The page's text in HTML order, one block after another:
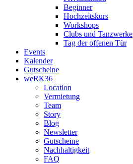
Beginner
Hochzeitskurs
Workshops
Clubs und Tanzwerke
Tag der offenen Tür
Events
Kalender
Gutscheine
weRK36
Location
Vermietung
Team
Story
Blog
Newsletter
Gutscheine
Nachhaltigkeit
FAQ